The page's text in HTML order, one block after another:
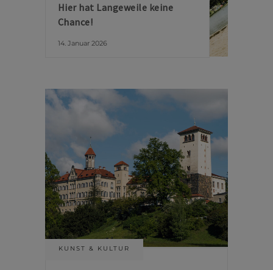
Hier hat Langeweile keine
Chance!
14. Januar 2026
KUNST & KULTUR